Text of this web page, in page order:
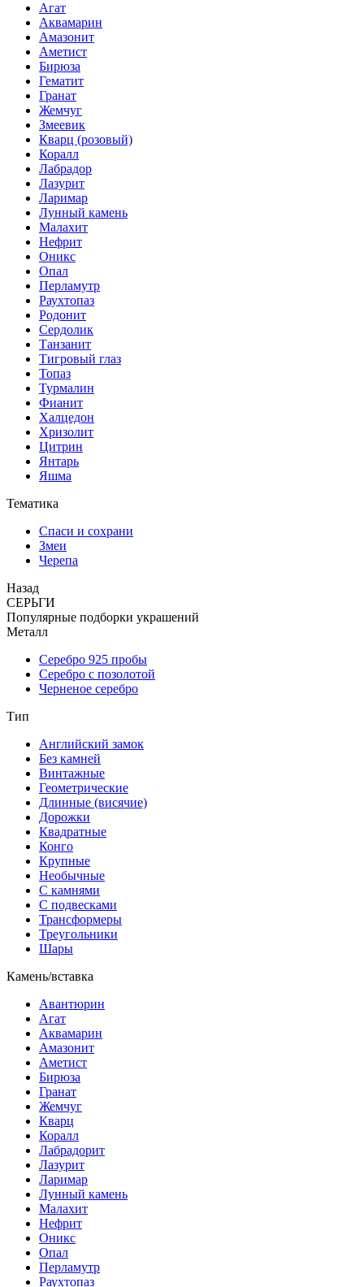
Агат
Аквамарин
Амазонит
Аметист
Бирюза
Гематит
Гранат
Жемчуг
Змеевик
Кварц (розовый)
Коралл
Лабрадор
Лазурит
Ларимар
Лунный камень
Малахит
Нефрит
Оникс
Опал
Перламутр
Раухтопаз
Родонит
Сердолик
Танзанит
Тигровый глаз
Топаз
Турмалин
Фианит
Халцедон
Хризолит
Цитрин
Янтарь
Яшма
Тематика
Спаси и сохрани
Змеи
Черепа
Назад
СЕРЬГИ
Популярные подборки украшений
Металл
Серебро 925 пробы
Серебро с позолотой
Черненое серебро
Тип
Английский замок
Без камней
Винтажные
Геометрические
Длинные (висячие)
Дорожки
Квадратные
Конго
Крупные
Необычные
С камнями
С подвесками
Трансформеры
Треугольники
Шары
Камень/вставка
Авантюрин
Агат
Аквамарин
Амазонит
Аметист
Бирюза
Гранат
Жемчуг
Кварц
Коралл
Лабрадорит
Лазурит
Ларимар
Лунный камень
Малахит
Нефрит
Оникс
Опал
Перламутр
Раухтопаз